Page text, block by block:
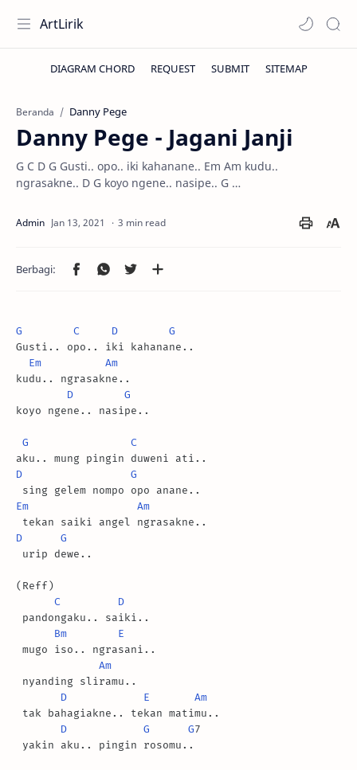
ArtLirik
Beranda Danny Pege
Danny Pege - Jagani Janji
G C D G Gusti.. opo.. iki kahanane.. Em Am kudu..
ngrasakne.. D G koyo ngene.. nasipe.. G …
3 min read
G C D
G
Gusti.. opo.. iki kahanane..
Em
Am
kudu.. ngrasakne..
D
G
koyo ngene.. nasipe..
G
C
D
G
Em
Am
D
G
urip dewe..
(Reff)
C
D
pandongaku.. saiki..
Bm
E
mugo iso.. ngrasani..
Am
nyanding sliramu..
D
E
Am
tak bahagiakne.. tekan matimu..
D
G G7
yakin aku.. pingin rosomu..